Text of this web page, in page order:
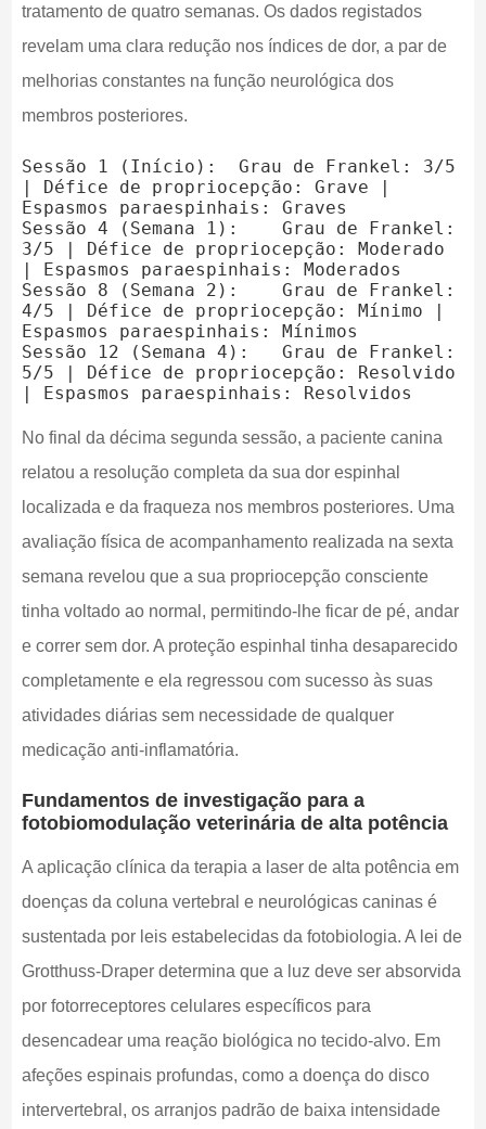
tratamento de quatro semanas. Os dados registados
revelam uma clara redução nos índices de dor, a par de
melhorias constantes na função neurológica dos
membros posteriores.
Sessão 1 (Início):  Grau de Frankel: 3/5
| Défice de propriocepção: Grave |
Espasmos paraespinhais: Graves
Sessão 4 (Semana 1):    Grau de Frankel:
3/5 | Défice de propriocepção: Moderado
| Espasmos paraespinhais: Moderados
Sessão 8 (Semana 2):    Grau de Frankel:
4/5 | Défice de propriocepção: Mínimo |
Espasmos paraespinhais: Mínimos
Sessão 12 (Semana 4):   Grau de Frankel:
5/5 | Défice de propriocepção: Resolvido
No final da décima segunda sessão, a paciente canina
relatou a resolução completa da sua dor espinhal
localizada e da fraqueza nos membros posteriores. Uma
avaliação física de acompanhamento realizada na sexta
semana revelou que a sua propriocepção consciente
tinha voltado ao normal, permitindo-lhe ficar de pé, andar
e correr sem dor. A proteção espinhal tinha desaparecido
completamente e ela regressou com sucesso às suas
atividades diárias sem necessidade de qualquer
medicação anti-inflamatória.
Fundamentos de investigação para a
fotobiomodulação veterinária de alta potência
A aplicação clínica da terapia a laser de alta potência em
doenças da coluna vertebral e neurológicas caninas é
sustentada por leis estabelecidas da fotobiologia. A lei de
Grotthuss-Draper determina que a luz deve ser absorvida
por fotorreceptores celulares específicos para
desencadear uma reação biológica no tecido-alvo. Em
afeções espinais profundas, como a doença do disco
intervertebral, os arranjos padrão de baixa intensidade